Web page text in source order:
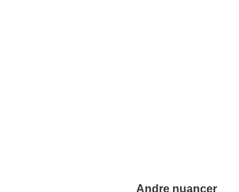
Andre nuancer